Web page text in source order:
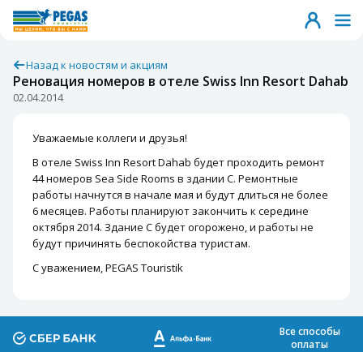
Назад к новостям и акциям
Реновация номеров в отеле Swiss Inn Resort Dahab
02.04.2014
Уважаемые коллеги и друзья!
В отеле Swiss Inn Resort Dahab будет проходить ремонт
44 номеров Sea Side Rooms в здании C. Ремонтные
работы начнутся в начале мая и будут длиться не более
6 месяцев. Работы планируют закончить к середине
октября 2014. Здание C будет огорожено, и работы не
будут причинять беспокойства туристам.
С уважением, PEGAS Touristik
Все способы
оплаты